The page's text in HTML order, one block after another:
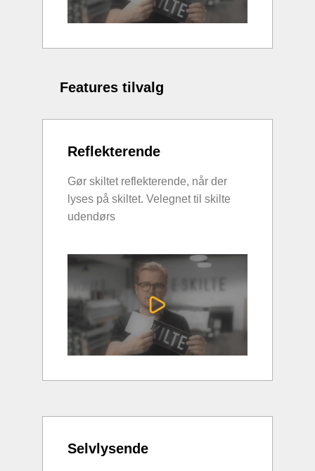
Features tilvalg
Reflekterende
Gør skiltet reflekterende, når der
lyses på skiltet. Velegnet til skilte
udendørs
Selvlysende